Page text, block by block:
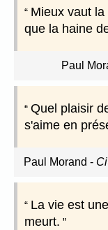
Mieux vaut
que la haine
Paul
Quel plaisir
s'aime en
Paul Morand -
La vie est
meurt.